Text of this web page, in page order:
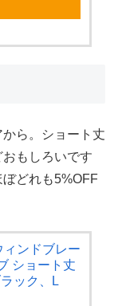
ら。ショート丈
もしろいです
どれも5%OFF
ィンドブレー
ショート丈
ック、L